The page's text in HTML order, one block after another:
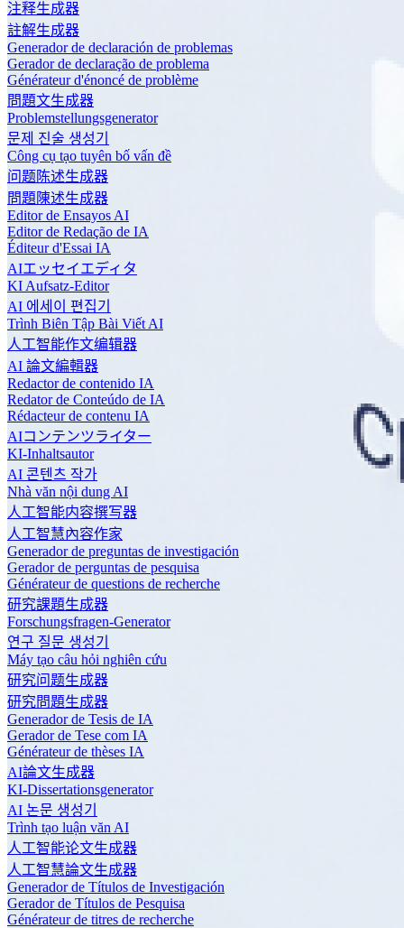
注释生成器
註解生成器
Generador de declaración de problemas
Gerador de declaração de problema
Générateur d'énoncé de problème
問題文生成器
Problemstellungsgenerator
문제 진술 생성기
Công cụ tạo tuyên bố vấn đề
问题陈述生成器
問題陳述生成器
Editor de Ensayos AI
Editor de Redação de IA
Éditeur d'Essai IA
AIエッセイエディタ
KI Aufsatz-Editor
AI 에세이 편집기
Trình Biên Tập Bài Viết AI
人工智能作文编辑器
AI 論文編輯器
Redactor de contenido IA
Redator de Conteúdo de IA
Rédacteur de contenu IA
AIコンテンツライター
KI-Inhaltsautor
AI 콘텐츠 작가
Nhà văn nội dung AI
人工智能内容撰写器
人工智慧內容作家
Generador de preguntas de investigación
Gerador de perguntas de pesquisa
Générateur de questions de recherche
研究課題生成器
Forschungsfragen-Generator
연구 질문 생성기
Máy tạo câu hỏi nghiên cứu
研究问题生成器
研究問題生成器
Generador de Tesis de IA
Gerador de Tese com IA
Générateur de thèses IA
AI論文生成器
KI-Dissertationsgenerator
AI 논문 생성기
Trình tạo luận văn AI
人工智能论文生成器
人工智慧論文生成器
Generador de Títulos de Investigación
Gerador de Títulos de Pesquisa
Générateur de titres de recherche